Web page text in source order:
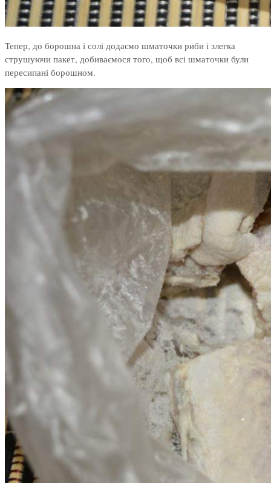
Тепер, до борошна і солі додаємо шматочки риби і злегка
струшуючи пакет, добиваємося того, щоб всі шматочки були
пересипані борошном.